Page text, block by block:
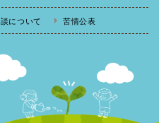
について 苦情公表